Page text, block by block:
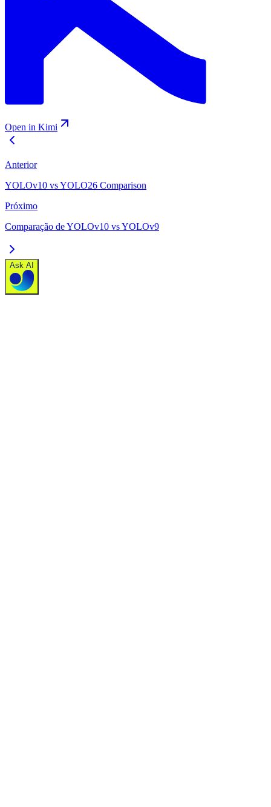
Open in Kimi
Anterior
YOLOv10 vs YOLO26 Comparison
Próximo
Comparação de YOLOv10 vs YOLOv9
Ask AI